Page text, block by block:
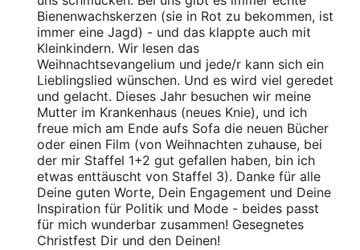
Bienenwachskerzen (sie in Rot zu bekommen, ist
immer eine Jagd) - und das klappte auch mit
Kleinkindern. Wir lesen das
Weihnachtsevangelium und jede/r kann sich ein
Lieblingslied wünschen. Und es wird viel geredet
und gelacht. Dieses Jahr besuchen wir meine
Mutter im Krankenhaus (neues Knie), und ich
freue mich am Ende aufs Sofa die neuen Bücher
oder einen Film (von Weihnachten zuhause, bei
der mir Staffel 1+2 gut gefallen haben, bin ich
etwas enttäuscht von Staffel 3). Danke für alle
Deine guten Worte, Dein Engagement und Deine
Inspiration für Politik und Mode - beides passt
für mich wunderbar zusammen! Gesegnetes
Christfest Dir und den Deinen!